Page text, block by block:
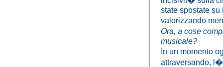
state spostate
valorizzando
Ora, a cose
musicale?
In un momento
attraversando,